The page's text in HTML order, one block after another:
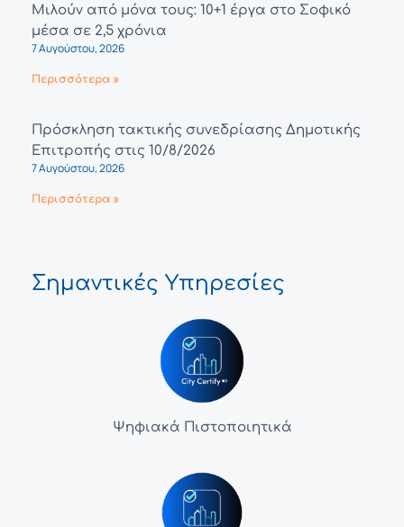
Μιλούν από μόνα τους: 10+1 έργα στο Σοφικό
μέσα σε 2,5 χρόνια
7 Αυγούστου, 2026
Περισσότερα »
Πρόσκληση τακτικής συνεδρίασης Δημοτικής
Επιτροπής στις 10/8/2026
7 Αυγούστου, 2026
Περισσότερα »
Σημαντικές Υπηρεσίες
Ψηφιακά Πιστοποιητικά